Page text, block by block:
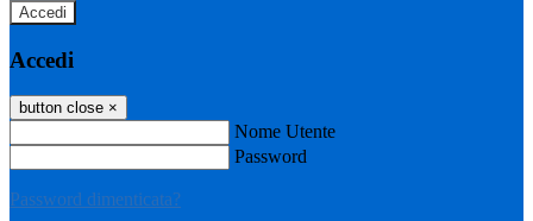
Accedi
Accedi
button close ×
Nome Utente
Password
Password dimenticata?